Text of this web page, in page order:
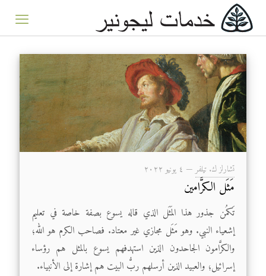
تشارلز ك. تيلفر — ٤ يونيو ۲۰۲۲
مَثَل الكرَّامين
تَكمُن جذور هذا المَثَل الذي قاله يسوع بصفة خاصة في تعليم
إشعياء النبي. وهو مَثَل مجازي غير معتاد. فصاحب الكرم هو الله؛
والكرَّامون الجاحدون الذين استهدفهم يسوع بالمثل هم رؤساء
إسرائيل؛ والعبيد الذين أرسلهم ربُّ البيت هم إشارة إلى الأنبياء.